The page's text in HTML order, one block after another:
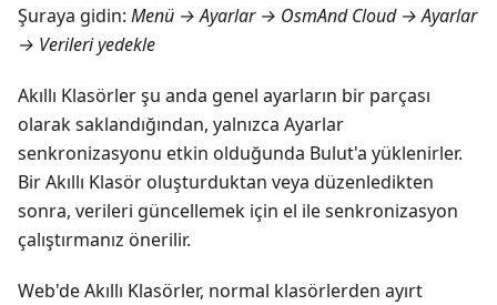
Şuraya gidin: Menü → Ayarlar → OsmAnd Cloud → Ayarlar
→ Verileri yedekle
Akıllı Klasörler şu anda genel ayarların bir parçası
olarak saklandığından, yalnızca Ayarlar
senkronizasyonu etkin olduğunda Bulut'a yüklenirler.
Bir Akıllı Klasör oluşturduktan veya düzenledikten
sonra, verileri güncellemek için el ile senkronizasyon
çalıştırmanız önerilir.
Web'de Akıllı Klasörler, normal klasörlerden ayırt